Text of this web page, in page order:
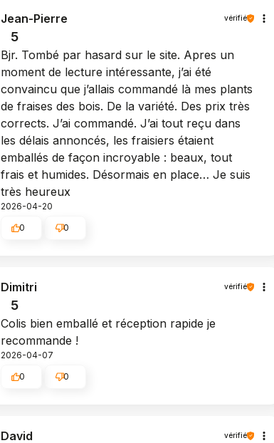
Jean-Pierre vérifié
5
Bjr. Tombé par hasard sur le site. Apres un
moment de lecture intéressante, j’ai été
convaincu que j’allais commandé là mes plants
de fraises des bois. De la variété. Des prix très
corrects. J’ai commandé. J’ai tout reçu dans
les délais annoncés, les fraisiers étaient
emballés de façon incroyable : beaux, tout
frais et humides. Désormais en place… Je suis
très heureux
2026-04-20
0 0
Dimitri vérifié
5
Colis bien emballé et réception rapide je
recommande !
2026-04-07
0 0
David vérifié